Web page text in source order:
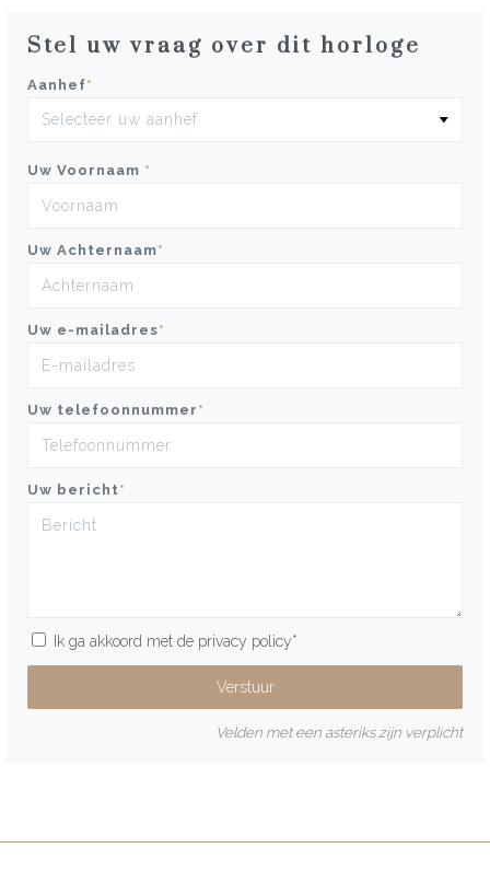
Stel uw vraag over dit horloge
Aanhef*
Uw Voornaam *
Uw Achternaam*
Uw e-mailadres*
Uw telefoonnummer *
Uw bericht*
Ik ga akkoord met de privacy policy*
Velden met een asteriks zijn verplicht